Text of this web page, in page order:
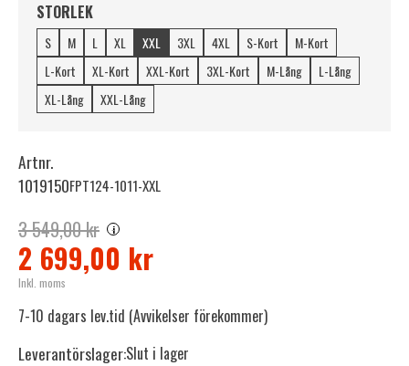
STORLEK
S M L XL XXL 3XL 4XL S-Kort
M-Kort
L-Kort
XL-Kort XXL-Kort 3XL-Kort M-Lång
L-Lång
XL-Lång
XXL-Lång
Artnr.
1019150FPT124-1011-XXL
3 549,00 kr i
2 699,00 kr
Inkl. moms
7-10 dagars lev.tid (Avvikelser förekommer)
Leverantörslager:Slut i lager